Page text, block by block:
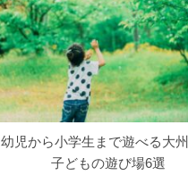
幼児から小学生まで遊べる大
子どもの遊び場6選